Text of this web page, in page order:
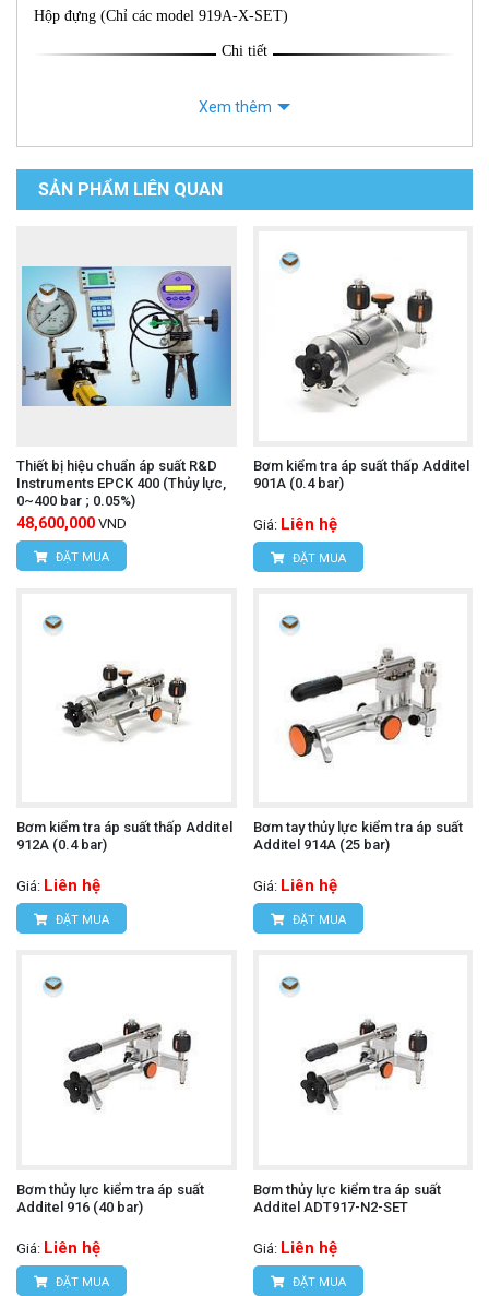
Hộp đựng (Chỉ các model 919A-X-SET)
Chi tiết
Xem thêm
SẢN PHẨM LIÊN QUAN
Thiết bị hiệu chuẩn áp suất R&D
Instruments EPCK 400 (Thủy lực,
0~400 bar ; 0.05%)
48,600,000 VND
ĐẶT MUA
Bơm kiểm tra áp suất thấp Additel
901A (0.4 bar)
Giá: Liên hệ
ĐẶT MUA
Bơm kiểm tra áp suất thấp Additel
912A (0.4 bar)
Giá: Liên hệ
ĐẶT MUA
Bơm tay thủy lực kiểm tra áp suất
Additel 914A (25 bar)
Giá: Liên hệ
ĐẶT MUA
Bơm thủy lực kiểm tra áp suất
Additel 916 (40 bar)
Giá: Liên hệ
ĐẶT MUA
Bơm thủy lực kiểm tra áp suất
Additel ADT917-N2-SET
Giá: Liên hệ
ĐẶT MUA